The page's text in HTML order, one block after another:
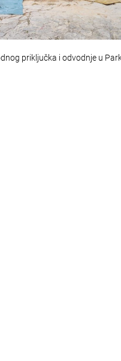
priključka i odvodnje u